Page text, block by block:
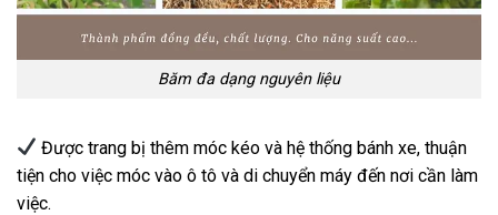
Băm đa dạng nguyên liệu
Được trang bị thêm móc kéo và hệ thống bánh xe, thuận
tiện cho việc móc vào ô tô và di chuyển máy đến nơi cần làm
việc.